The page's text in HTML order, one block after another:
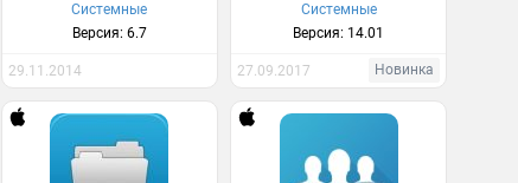
Системные
Версия: 6.7
29.11.2014
Системные
Версия: 14.01
27.09.2017 Новинка